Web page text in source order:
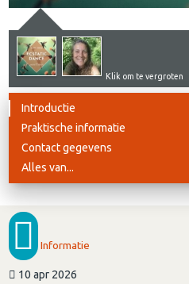
Klik om te vergroten
Introductie
Praktische informatie
Contact gegevens
Alles van...
Informatie
10 apr 2026